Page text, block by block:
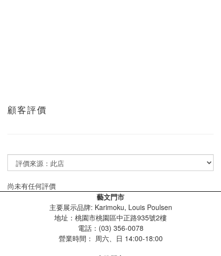
顧客評價
尚未有任何評價
藝文門市
主要展示品牌: Karimoku, Louis Poulsen
地址：桃園市桃園區中正路935號2樓
電話：(03) 356-0078
營業時間： 周六、日 14:00-18:00